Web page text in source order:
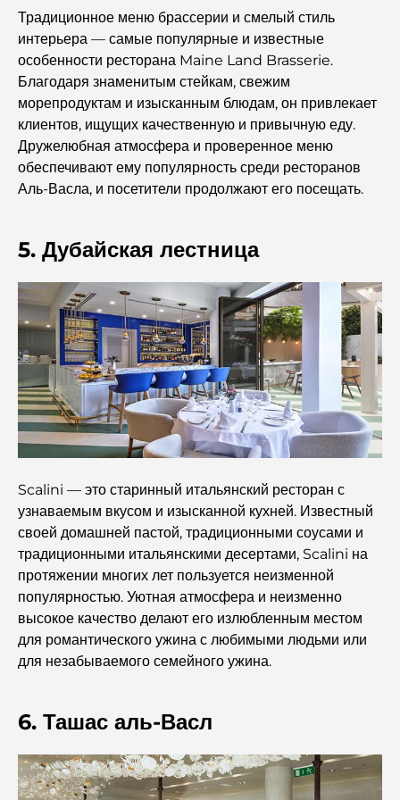
Исследование исторических мест Дубая: путешествие
во времени.
7 лучших ресторанов в районе Dubai Creek Harbour,
где можно поужинать.
Лучшие школы в районе Дубай Марина: путеводитель
для семей с детьми.
Рестораны в районе Dubai Hills: лучшие места для
ужина в этом быстро развивающемся районе.
Лучшие поля для гольфа чемпионского уровня в
Дубае
Прибрежные жилые комплексы в Дубае: роскошная
жизнь у моря.
Лучшие стейк-рестораны Дубая: путеводитель для
любителей мяса.
Лучшие банки Дубая для экспатов: полное руководство
по банковским услугам
Самая дорогая страна в мире: глобальный рейтинг
стоимости жизни
Путеводитель по фитнес-центрам Damac Hills:
лучшие варианты для занятий спортом в городе и его
окрестностях.
развлечений.
Чем заняться в DIFC: исследуйте самый динамичный
район Дубая.
Традиционное меню брассерии и смелый стиль
интерьера — самые популярные и известные
особенности ресторана Maine Land Brasserie.
Благодаря знаменитым стейкам, свежим
морепродуктам и изысканным блюдам, он привлекает
клиентов, ищущих качественную и привычную еду.
Дружелюбная атмосфера и проверенное меню
обеспечивают ему популярность среди ресторанов
Аль-Васла, и посетители продолжают его посещать.
5. Дубайская лестница
Scalini — это старинный итальянский ресторан с
узнаваемым вкусом и изысканной кухней. Известный
своей домашней пастой, традиционными соусами и
традиционными итальянскими десертами, Scalini на
протяжении многих лет пользуется неизменной
популярностью. Уютная атмосфера и неизменно
высокое качество делают его излюбленным местом
для романтического ужина с любимыми людьми или
для незабываемого семейного ужина.
6. Ташас аль-Васл